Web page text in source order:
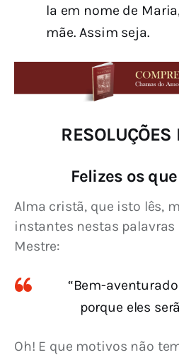
la em nome de
mãe. Assim seja.
RESOLUÇÕES
Felizes os
Alma cristã, que isto lês,
instantes nestas
Mestre:
“Bem-
porque eles
Oh! E que motivos não